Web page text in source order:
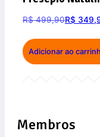
R$499,90R$
Adicionar ao
Membros